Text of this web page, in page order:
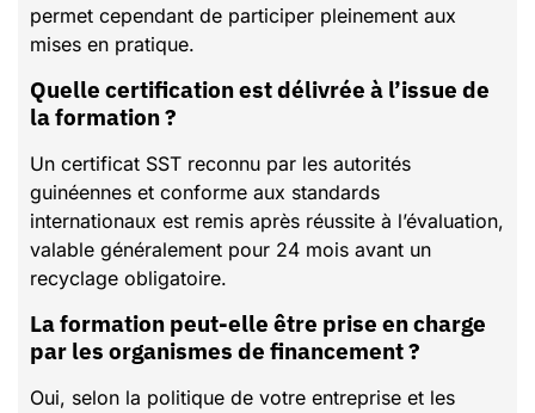
permet cependant de participer pleinement aux
mises en pratique.
Quelle certification est délivrée à l’issue de
la formation ?
Un certificat SST reconnu par les autorités
guinéennes et conforme aux standards
internationaux est remis après réussite à l’évaluation,
valable généralement pour 24 mois avant un
recyclage obligatoire.
La formation peut-elle être prise en charge
par les organismes de financement ?
Oui, selon la politique de votre entreprise et les